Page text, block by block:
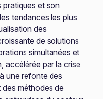
pratiques et son
tendances les plus
des
de solutions
simultanées et
accélérée par la crise
une refonte des
méthodes de